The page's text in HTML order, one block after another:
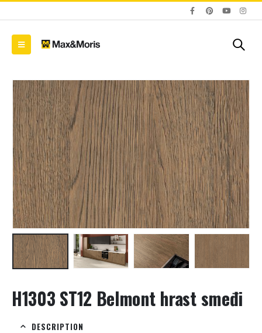
H1303 ST12 Belmont hrast smeđi
DESCRIPTION